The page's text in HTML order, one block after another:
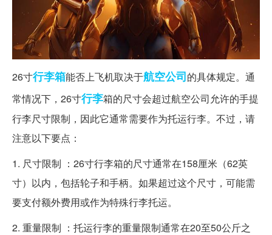
26寸行李箱能否上飞机取决于航空公司的具体规定。通
常情况下，26寸行李箱的尺寸会超过航空公司允许的手提
行李尺寸限制，因此它通常需要作为托运行李。不过，请
注意以下要点：
1. 尺寸限制 ：26寸行李箱的尺寸通常在158厘米（62英
寸）以内，包括轮子和手柄。如果超过这个尺寸，可能需
要支付额外费用或作为特殊行李托运。
2. 重量限制 ：托运行李的重量限制通常在20至50公斤之